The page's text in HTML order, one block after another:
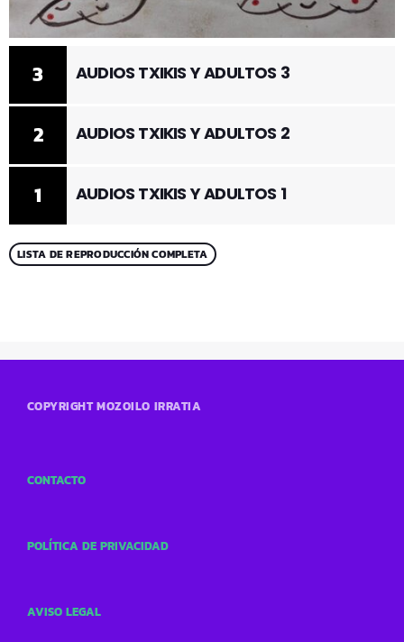
1 AUDIOS TXIKIS Y ADULTOS 1
2 AUDIOS TXIKIS Y ADULTOS 2
3 AUDIOS TXIKIS Y ADULTOS 3
LISTA DE REPRODUCCIÓN COMPLETA
COPYRIGHT MOZOILO IRRATIA
CONTACTO
POLÍTICA DE PRIVACIDAD
AVISO LEGAL